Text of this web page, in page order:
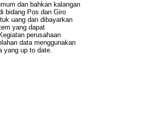
dan bahkan kalangan
bidang Pos dan Giro
uang dan dibayarkan
yang dapat
perusahaan
data menggunakan
yang up to date.